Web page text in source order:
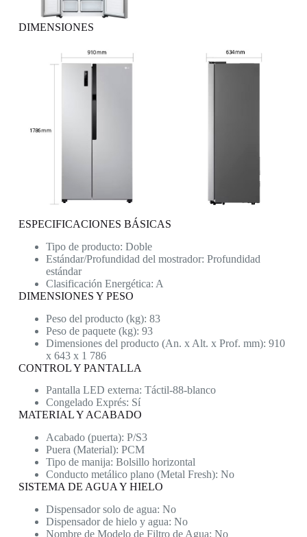
DIMENSIONES
ESPECIFICACIONES BÁSICAS
Tipo de producto: Doble
Estándar/Profundidad del mostrador: Profundidad
estándar
Clasificación Energética: A
DIMENSIONES Y PESO
Peso del producto (kg): 83
Peso de paquete (kg): 93
Dimensiones del producto (An. x Alt. x Prof. mm): 910
x 643 x 1 786
CONTROL Y PANTALLA
Pantalla LED externa: Táctil-88-blanco
Congelado Exprés: Sí
MATERIAL Y ACABADO
Acabado (puerta): P/S3
Puera (Material): PCM
Tipo de manija: Bolsillo horizontal
Conducto metálico plano (Metal Fresh): No
SISTEMA DE AGUA Y HIELO
Dispensador solo de agua: No
Dispensador de hielo y agua: No
Nombre de Modelo de Filtro de Agua: No